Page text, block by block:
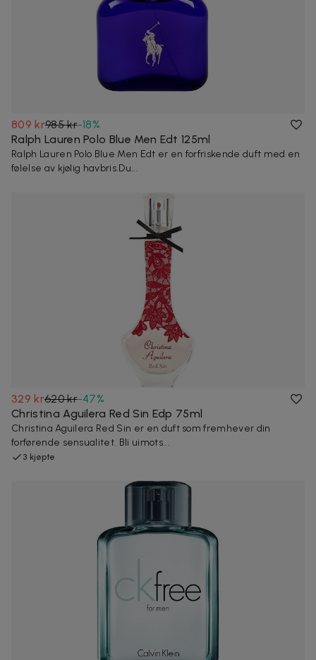
809 kr985 kr-18%
Ralph Lauren Polo Blue Men Edt 125ml
Ralph Lauren Polo Blue Men Edt er en forfriskende duft med en
følelse av kjølig havbris.Du...
329 kr620 kr-47%
Christina Aguilera Red Sin Edp 75ml
Christina Aguilera Red Sin er en duft som fremhever din
forførende sensualitet. Bli uimots...
3 kjøpte